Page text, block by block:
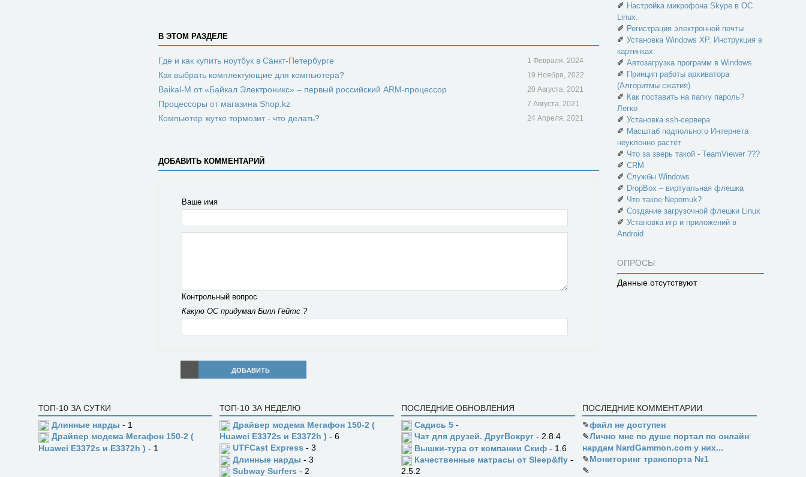
В ЭТОМ РАЗДЕЛЕ
Где и как купить ноутбук в Санкт-Петербурге 1 Февраля, 2024
Как выбрать комплектующие для компьютера? 19 Ноября, 2022
Baikal-M от «Байкал Электроникс» – первый российский ARM-процессор 20 Августа, 2021
Процессоры от магазина Shop.kz 7 Августа, 2021
Компьютер жутко тормозит - что делать? 24 Апреля, 2021
ДОБАВИТЬ КОММЕНТАРИЙ
Ваше имя
Контрольный вопрос
Какую ОС придумал Билл Гейтс ?
ДОБАВИТЬ
✐ Настройка микрофона Skype в ОС
Linux.
✐ Регистрация электронной почты
✐ Установка Windows XP. Инструкция в
картинках
✐ Автозагрузка программ в Windows
✐ Принцип работы архиватора
(Алгоритмы сжатия)
✐ Как поставить на папку пароль?
Легко
✐ Установка ssh-сервера
✐ Масштаб подпольного Интернета
неуклонно растёт
✐ Что за зверь такой - TeamViewer ???
✐ CRM
✐ Службы Windows
✐ DropBox – виртуальная флешка
✐ Что такое Nepomuk?
✐ Создание загрузочной флешки Linux
✐ Установка игр и приложений в
Android
ОПРОСЫ
Данные отсутствуют
ТОП-10 ЗА СУТКИ
Длинные нарды - 1
Драйвер модема Мегафон 150-2 (
Huawei E3372s и E3372h ) - 1
ТОП-10 ЗА НЕДЕЛЮ
Драйвер модема Мегафон 150-2 (
Huawei E3372s и E3372h ) - 6
UTFCast Express - 3
Длинные нарды - 3
Subway Surfers - 2
ПОСЛЕДНИЕ ОБНОВЛЕНИЯ
Садись 5-
Чат для друзей. ДругВокруг- 2.8.4
Вышки-тура от компании Скиф- 1.6
Качественные матрасы от Sleep&fly-
2.5.2
ПОСЛЕДНИЕ КОММЕНТАРИИ
✎файл не доступен
✎Лично мне по душе портал по онлайн
нардам NardGammon.com у них...
✎Мониторинг транспорта №1
✎